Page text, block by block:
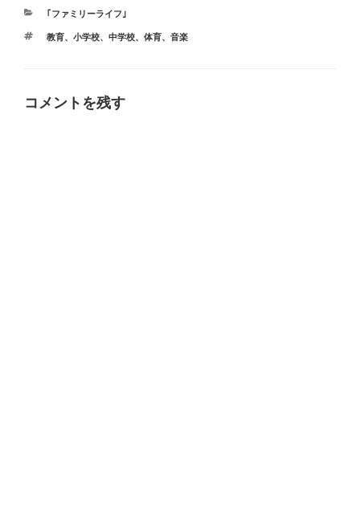
カ
ゴ
｢ファミリーライフ｣
タ
教育、小学校、中学校、体育、 音楽
コメントを残す